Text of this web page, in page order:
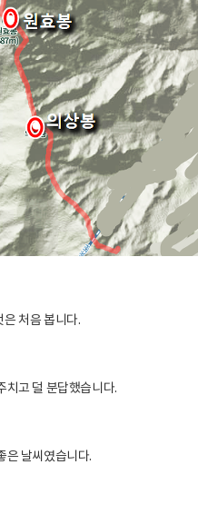
처음 봅니다.
치고 덜 분답했습니다.
은 날씨였습니다.